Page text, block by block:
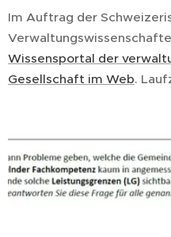
Im Auftrag der
Wissensportal der
Gesellschaft im Web.